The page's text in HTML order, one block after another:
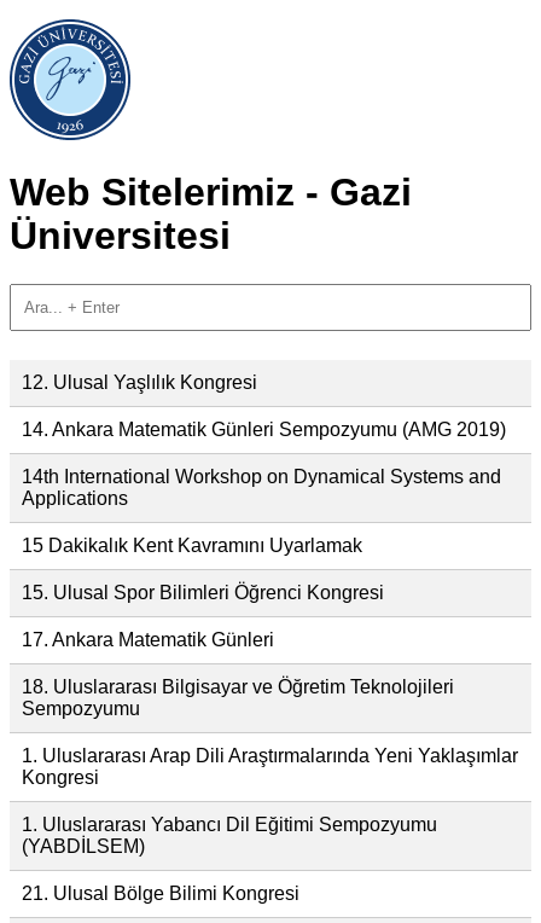
Web Sitelerimiz - Gazi
Üniversitesi
12. Ulusal Yaşlılık Kongresi
14. Ankara Matematik Günleri Sempozyumu (AMG 2019)
14th International Workshop on Dynamical Systems and
Applications
15 Dakikalık Kent Kavramını Uyarlamak
15. Ulusal Spor Bilimleri Öğrenci Kongresi
17. Ankara Matematik Günleri
18. Uluslararası Bilgisayar ve Öğretim Teknolojileri
Sempozyumu
1. Uluslararası Arap Dili Araştırmalarında Yeni Yaklaşımlar
Kongresi
1. Uluslararası Yabancı Dil Eğitimi Sempozyumu
(YABDİLSEM)
21. Ulusal Bölge Bilimi Kongresi